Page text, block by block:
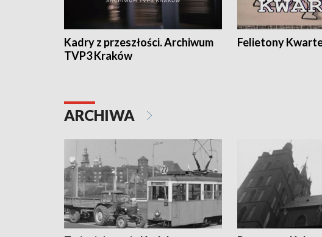
Kadry z przeszłości. Archiwum
TVP3 Kraków
Felietony
ARCHIWA